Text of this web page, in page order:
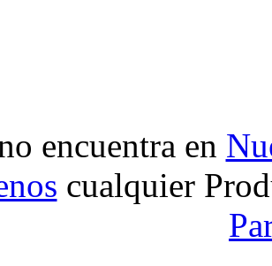
encuentra en
cualquier